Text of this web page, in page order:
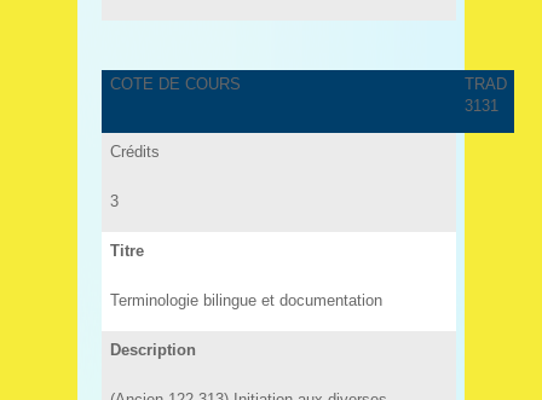
COTE DE COURS
TRAD
3131
Crédits
3
Titre
Terminologie bilingue et documentation
Description